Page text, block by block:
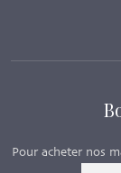
Pour acheter nos